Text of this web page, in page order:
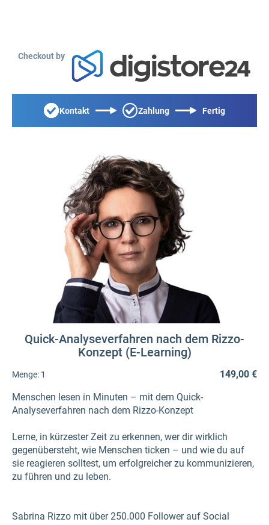
Checkout by
Kontakt Zahlung Fertig
Quick-Analyseverfahren nach dem Rizzo-
Konzept (E-Learning)
Menge: 1
149,00 €
Menschen lesen in Minuten – mit dem Quick-
Analyseverfahren nach dem Rizzo-Konzept
Lerne, in kürzester Zeit zu erkennen, wer dir wirklich
gegenübersteht, wie Menschen ticken – und wie du auf
sie reagieren solltest, um erfolgreicher zu kommunizieren,
zu führen und zu leben.
Sabrina Rizzo mit über 250.000 Follower auf Social